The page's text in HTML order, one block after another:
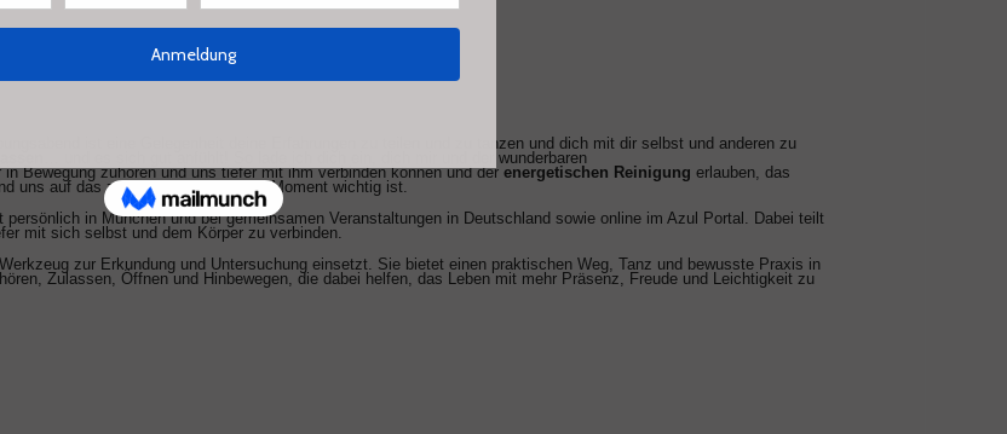
ist eine Gelegenheit deine Erfahrungen zu teilen und zu tanzen und dich mit dir selbst und anderen zu
… und es sich gut anfühlt! So lade ich dich ein, dich mir und der wunderbaren
Bewegung zuhören und uns tiefer mit ihm verbinden können und derenergetischen Reinigung erlauben, das
uns auf das zu zubewegen, was im Moment wichtig ist.
in München und bei gemeinsamen Veranstaltungen in Deutschland sowie online im Azul Portal. Dabei teilt
mit sich selbst und dem Körper zu verbinden.
zur Erkundung und Untersuchung einsetzt. Sie bietet einen praktischen Weg, Tanz und bewusste Praxis in
Zulassen, Öffnen und Hinbewegen, die dabei helfen, das Leben mit mehr Präsenz, Freude und Leichtigkeit zu